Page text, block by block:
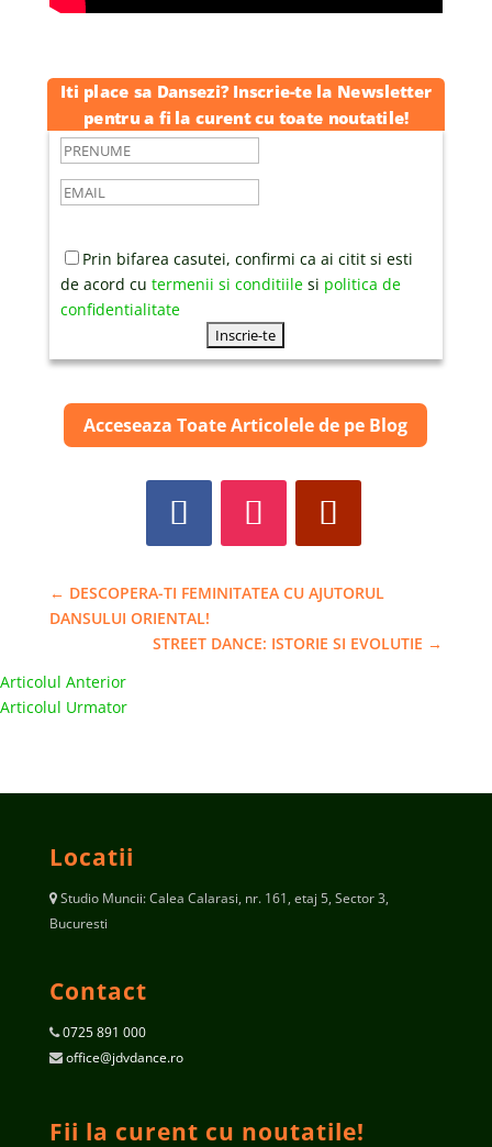
Iti place sa Dansezi? Inscrie-te la Newsletter
pentru a fi la curent cu toate noutatile!
Prin bifarea casutei, confirmi ca ai citit si esti
de acord cu termenii si conditiilesi politica de
confidentialitate
Acceseaza Toate Articolele de pe Blog
← DESCOPERA-TI FEMINITATEA CU AJUTORUL
DANSULUI ORIENTAL!
STREET DANCE: ISTORIE SI EVOLUTIE →
Articolul Anterior
Articolul Urmator
Locatii
Studio Muncii: Calea Calarasi, nr. 161, etaj 5, Sector 3,
Bucuresti
Contact
0725 891 000
office@jdvdance.ro
Fii la curent cu noutatile!